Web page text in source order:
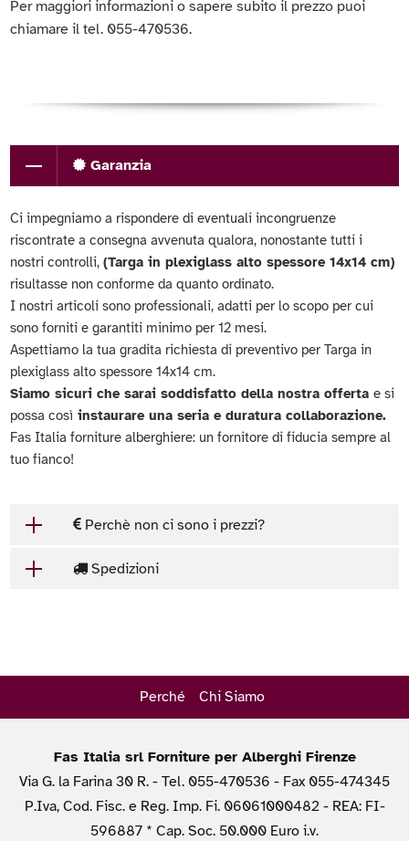
Per maggiori informazioni o sapere subito il prezzo puoi
chiamare il tel. 055-470536.
Garanzia
Ci impegniamo a rispondere di eventuali incongruenze
riscontrate a consegna avvenuta qualora, nonostante tutti i
nostri controlli,(Targa in plexiglass alto spessore 14x14 cm)
risultasse non conforme da quanto ordinato.
I nostri articoli sono professionali, adatti per lo scopo per cui
sono forniti e garantiti minimo per 12 mesi.
Aspettiamo la tua gradita richiesta di preventivo per Targa in
plexiglass alto spessore 14x14 cm.
Siamo sicuri che sarai soddisfatto della nostra offertae si
possa così instaurare una seria e duratura collaborazione.
Fas Italia forniture alberghiere: un fornitore di fiducia sempre al
tuo fianco!
Perchè non ci sono i prezzi?
Spedizioni
Perché Chi Siamo
Fas Italia srl Forniture per Alberghi Firenze
Via G. la Farina 30 R. - Tel. 055-470536 - Fax 055-474345
P.Iva, Cod. Fisc. e Reg. Imp. Fi. 06061000482 - REA: FI-
596887 * Cap. Soc. 50.000 Euro i.v.